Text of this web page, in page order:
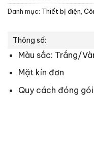
Danh mục: Thiết bị điện
Thông số:
Màu sắc: Trắng/
Mặt kín đơn
Quy cách đóng